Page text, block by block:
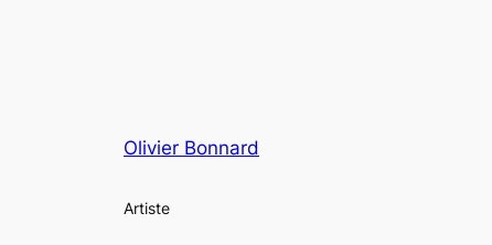
Olivier Bonnard
Artiste